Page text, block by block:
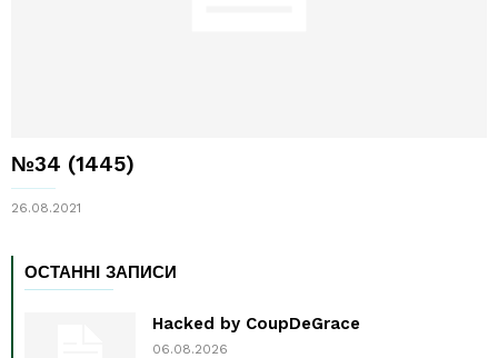
№34 (1445)
26.08.2021
ОСТАННІ ЗАПИСИ
Hacked by CoupDeGrace
06.08.2026